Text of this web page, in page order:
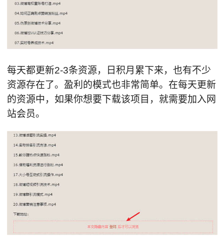
每天都更新2-3条资源，日积月累下来，也有不少
资源存在了。盈利的模式也非常简单。在每天更新
的资源中，如果你想要下载该项目，就需要加入网
站会员。